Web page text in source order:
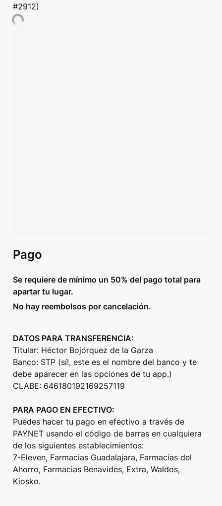
#2912)
Pago
Se requiere de mínimo un 50% del pago total para
apartar tu lugar.
No hay reembolsos por cancelación.
DATOS PARA TRANSFERENCIA:
Titular: Héctor Bojórquez de la Garza
Banco: STP (sí!, este es el nombre del banco y te
debe aparecer en las opciones de tu app.)
CLABE: 646180192169257119
PARA PAGO EN EFECTIVO:
Puedes hacer tu pago en efectivo a través de
PAYNET usando el código de barras en cualquiera
de los siguientes establecimientos:
7-Eleven, Farmacias Guadalajara, Farmacias del
Ahorro, Farmacias Benavides, Extra, Waldos,
Kiosko.